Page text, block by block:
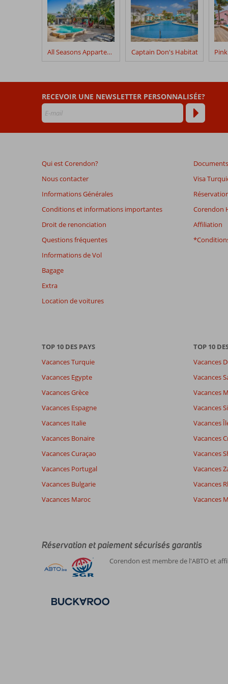
clients
après
leur
séjour
Blue
avis
datant
de
mois
ne
sont
plus
affichés
afin
de
garantir
présentés.
sur
avis.
Note totale
Basé sur:
548,2
Très bon
Manger
Enfants
Expériences
de nos
clients
pas
commentaires
en
une
All Seasons Appartements Captain Don's Habitat
RECEVOIR UNE NEWSLETTER PERSONNALISÉE?
Qui est Corendon?
Nous contacter
Informations Générales
Conditions et informations importantes
Droit de renonciation
Questions fréquentes
Informations de Vol
Bagage
Extra
Location de voitures
Visa
Corendon
Affiliation
TOP 10 DES PAYS
Vacances Turquie
Vacances Egypte
Vacances Grèce
Vacances Espagne
Vacances Italie
Vacances Bonaire
Vacances Curaçao
Vacances Portugal
Vacances Bulgarie
Vacances Maroc
TOP 10
Vacances
Vacances
Vacances
Vacances
Vacances
Vacances
Vacances
Vacances
Vacances
Vacances
Réservation et paiement sécurisés garantis
Corendon est membre de l'ABTO et